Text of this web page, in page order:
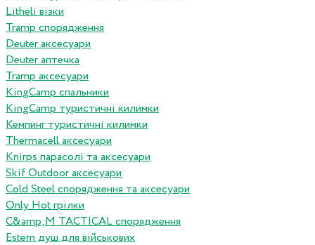
Litheli візки
Tramp спорядження
Deuter аксесуари
Deuter аптечка
Tramp аксесуари
KingCamp спальники
KingCamp туристичні килимки
Кемпинг туристичні килимки
Thermacell аксесуари
Knirps парасолі та аксесуари
Skif Outdoor аксесуари
Cold Steel спорядження та аксесуари
Only Hot грілки
C&amp;M TACTICAL спорядження
Estem душ для військових